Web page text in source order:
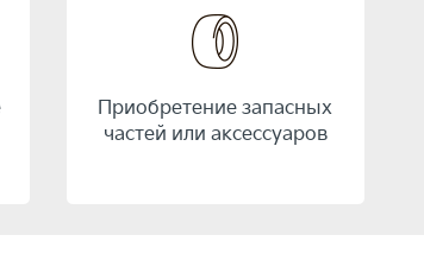
Приобретение запасных
частей или аксессуаров